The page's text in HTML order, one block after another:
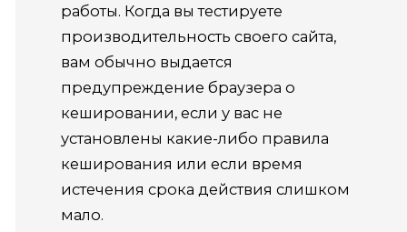
работы. Когда вы тестируете
производительность своего сайта,
вам обычно выдается
предупреждение браузера о
кешировании, если у вас не
установлены какие-либо правила
кеширования или если время
истечения срока действия слишком
мало.